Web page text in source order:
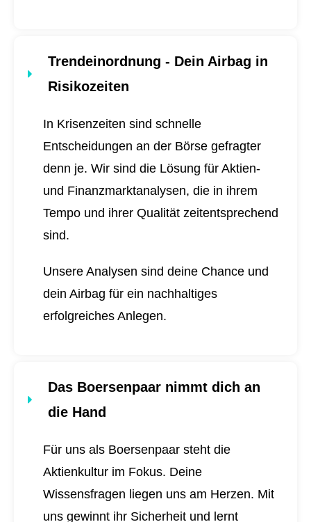
Trendeinordnung - Dein Airbag in
Risikozeiten
In Krisenzeiten sind schnelle
Entscheidungen an der Börse gefragter
denn je. Wir sind die Lösung für Aktien-
und Finanzmarktanalysen, die in ihrem
Tempo und ihrer Qualität zeitentsprechend
sind.
Unsere Analysen sind deine Chance und
dein Airbag für ein nachhaltiges
erfolgreiches Anlegen.
Das Boersenpaar nimmt dich an
die Hand
Für uns als Boersenpaar steht die
Aktienkultur im Fokus. Deine
Wissensfragen liegen uns am Herzen. Mit
uns gewinnt ihr Sicherheit und lernt